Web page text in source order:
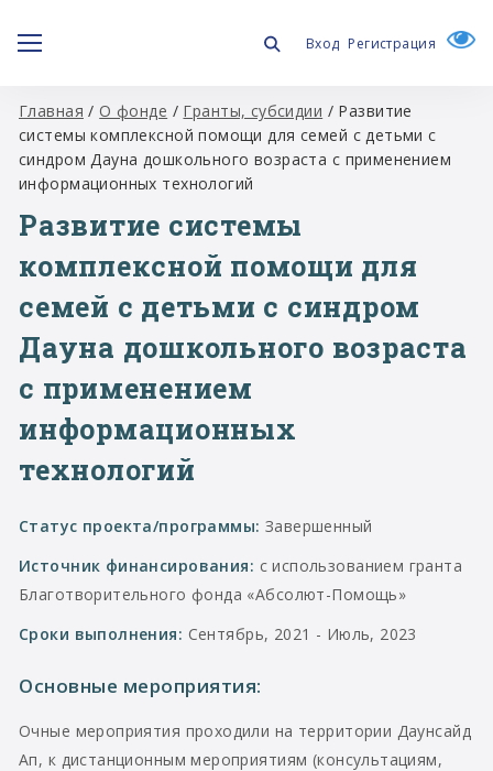
Вход Регистрация
Главная / О фонде / Гранты, субсидии / Развитие
системы комплексной помощи для семей с детьми с
синдром Дауна дошкольного возраста с применением
информационных технологий
Развитие системы
комплексной помощи для
семей с детьми с синдром
Дауна дошкольного возраста
с применением
информационных
технологий
Статус проекта/программы: Завершенный
Источник финансирования: с использованием гранта
Благотворительного фонда «Абсолют-Помощь»
Сроки выполнения: Сентябрь, 2021 - Июль, 2023
Основные мероприятия:
Очные мероприятия проходили на территории Даунсайд
Ап, к дистанционным мероприятиям (консультациям,